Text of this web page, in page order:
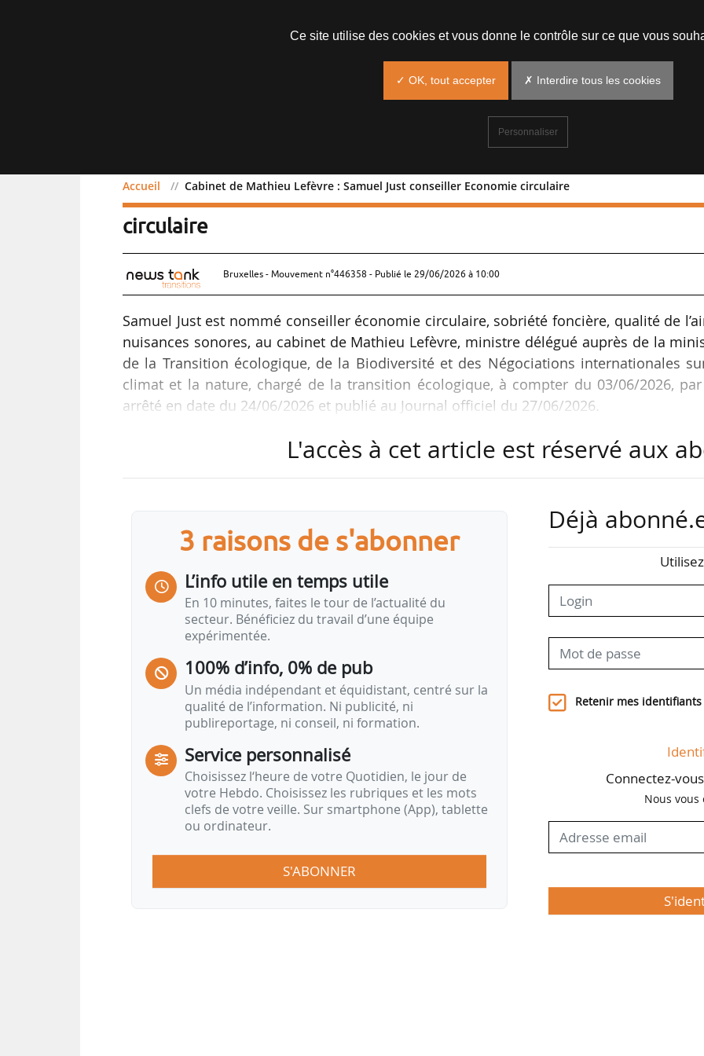
Accueil Cabinet de Mathieu Lefèvre : Samuel Just conseiller Economie circulaire
Cabinet de Mathieu Lefèvre : Samuel Just conseiller Economie
circulaire
Bruxelles - Mouvement n°446358 - Publié le 29/06/2026 à 10:00
Samuel Just est nommé conseiller économie circulaire, sobriété foncière, qualité de
nuisances sonores, au cabinet de Mathieu Lefèvre, ministre délégué auprès de la
de la Transition écologique, de la Biodiversité et des Négociations internationales
climat et la nature, chargé de la transition écologique, à compter du 03/06/2026,
arrêté en date du 24/06/2026 et publié au Journal officiel du 27/06/2026.
Il remplace Aude Leday-Jacquet, conseillère territoires, sobriété foncière, qualité de
Au ministère chargé de la transition écologique, Samuel Just était conseiller
circulaire et prévention des risques de Christophe Béchu de septembre
septembre 2024, puis conseiller économie circulaire et risques d’Agnès Pannier-
jusqu’en avril 2025. En avril 2026, il devient chargé de mission au CGDD, représentant
ministres chargés de l’environnement et de l’aménagement du territoire au comité
coordination placé auprès du délégué interministériel aux jeux…
L'accès à cet article est réservé aux
3 raisons de s'abonner
L’info utile en temps utile
En 10 minutes, faites le tour de l’actualité du
secteur. Bénéficiez du travail d’une équipe
expérimentée.
100% d’info, 0% de pub
Un média indépendant et équidistant, centré sur la
qualité de l’information. Ni publicité, ni
publireportage, ni conseil, ni formation.
Service personnalisé
Choisissez l‘heure de votre Quotidien, le jour de
votre Hebdo. Choisissez les rubriques et les mots
clefs de votre veille. Sur smartphone (App), tablette
ou ordinateur.
S'ABONNER
Déjà
Retenir mes identifiants
Connectez-
Nous vous
Ce site utilise des cookies et vous donne le contrôle sur ce que vous
✓ OK, tout accepter ✗ Interdire tous les cookies
Personnaliser